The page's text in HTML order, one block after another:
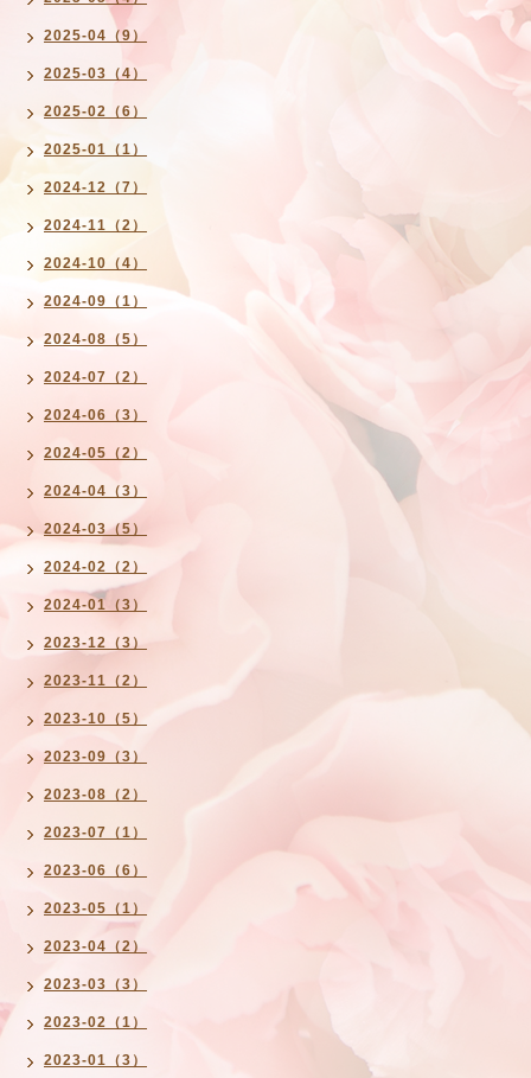
2025-04（9）
2025-03（4）
2025-02（6）
2025-01（1）
2024-12（7）
2024-11（2）
2024-10（4）
2024-09（1）
2024-08（5）
2024-07（2）
2024-06（3）
2024-05（2）
2024-04（3）
2024-03（5）
2024-02（2）
2024-01（3）
2023-12（3）
2023-11（2）
2023-10（5）
2023-09（3）
2023-08（2）
2023-07（1）
2023-06（6）
2023-05（1）
2023-04（2）
2023-03（3）
2023-02（1）
2023-01（3）